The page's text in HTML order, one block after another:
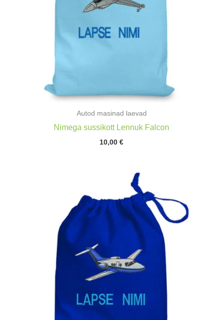
Autod masinad laevad
Nimega sussikott Lennuk Falcon
10,00 €